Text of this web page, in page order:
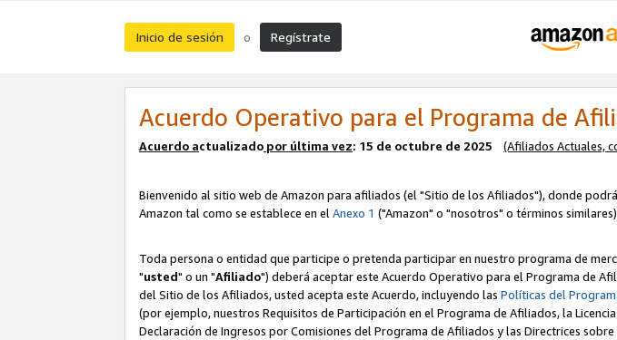
Inicio de sesión o Regístrate
Acuerdo Operativo para el Programa de
Acuerdo actualizado por última vez: 15 de octubre de 2025 (Afiliados Actuales,
Bienvenido al sitio web de Amazon para afiliados (el "Sitio de los Afiliados"), donde
Amazon tal como se establece en elAnexo 1 ("Amazon" o "nosotros" o términos
Toda persona o entidad que participe o pretenda participar en nuestro programa de
"usted" o un "Afiliado") deberá aceptar este Acuerdo Operativo para el Programa de
del Sitio de los Afiliados, usted acepta este Acuerdo, incluyendo las Políticas del
(por ejemplo, nuestros Requisitos de Participación en el Programa de Afiliados, la
Declaración de Ingresos por Comisiones del Programa de Afiliados y las Directrices